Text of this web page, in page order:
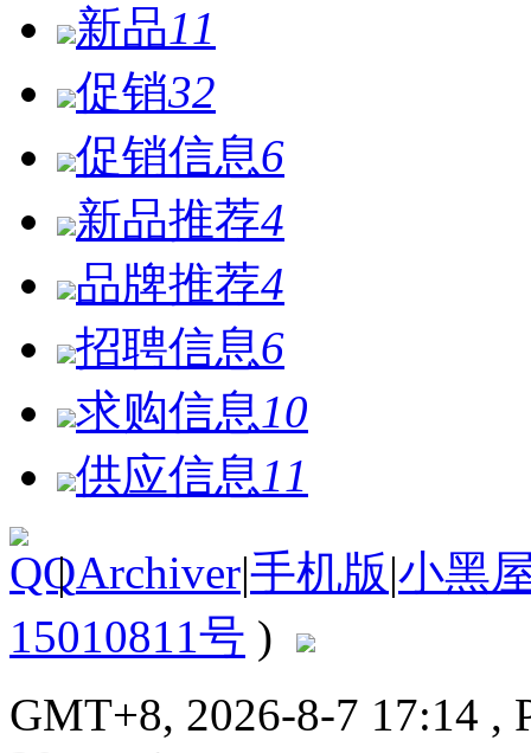
新品11
促销32
促销信息6
新品推荐4
品牌推荐4
招聘信息6
求购信息 10
供应信息 11
| Archiver|手机版|小黑
15010811号 )
GMT+8, 2026-8-7 17:14 ,